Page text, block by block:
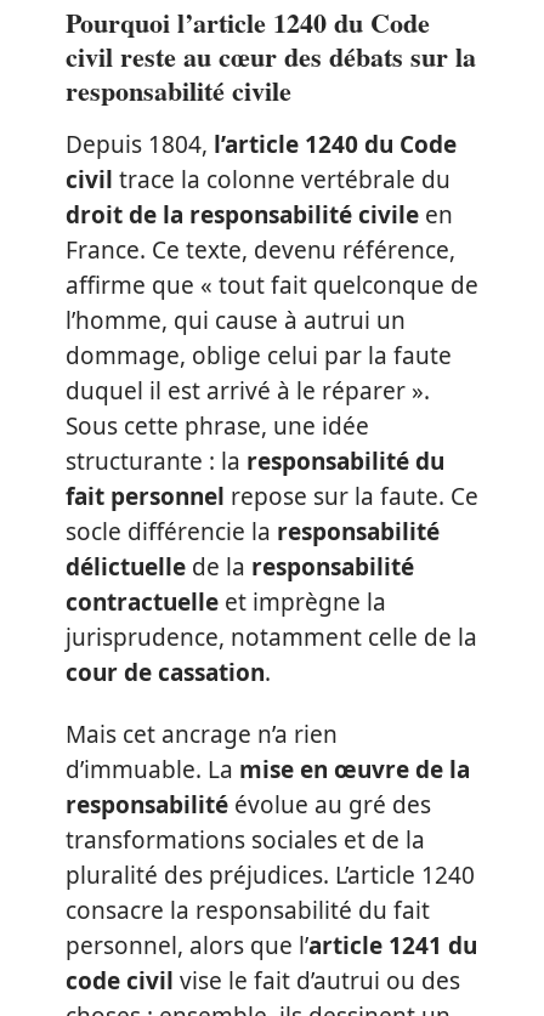
Pourquoi l’article 1240 du Code
civil reste au cœur des débats sur la
responsabilité civile
Depuis 1804, l’article 1240 du Code
civil trace la colonne vertébrale du
droit de la responsabilité civile en
France. Ce texte, devenu référence,
affirme que « tout fait quelconque de
l’homme, qui cause à autrui un
dommage, oblige celui par la faute
duquel il est arrivé à le réparer ».
Sous cette phrase, une idée
structurante : la responsabilité du
fait personnel repose sur la faute. Ce
socle différencie la responsabilité
délictuelle de la responsabilité
contractuelle et imprègne la
jurisprudence, notamment celle de la
cour de cassation.
Mais cet ancrage n’a rien
d’immuable. La mise en œuvre de la
responsabilité évolue au gré des
transformations sociales et de la
pluralité des préjudices. L’article 1240
consacre la responsabilité du fait
personnel, alors que l’article 1241 du
code civil vise le fait d’autrui ou des